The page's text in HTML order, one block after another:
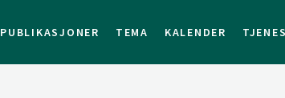
PUBLIKASJONER TEMA KALENDER